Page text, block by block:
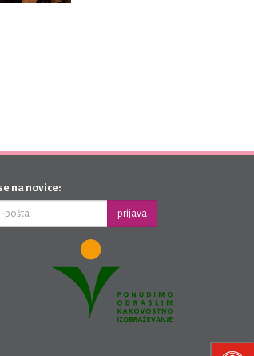
na novice:
prijava